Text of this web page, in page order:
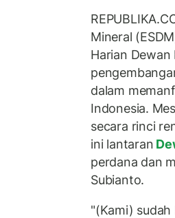
Mineral
Harian Dewan
dalam
Indonesia.
secara rinci
ini lantaran
perdana dan
Subianto.
"(Kami)